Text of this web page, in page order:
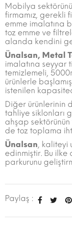
Mobilya
firmamız, gerekli
emme imalatına
toz emme ve
alanda kendini
Ünalsan, Metal
imalatına seyyar
temizlemeli,
ürünlerle
istenilen
Diğer ürünlerinin
tahliye siklonları
ahşap
de toz toplama
Ünalsan, kaliteyi
edinmiştir. Bu ilke
parkurunu
Paylaş :